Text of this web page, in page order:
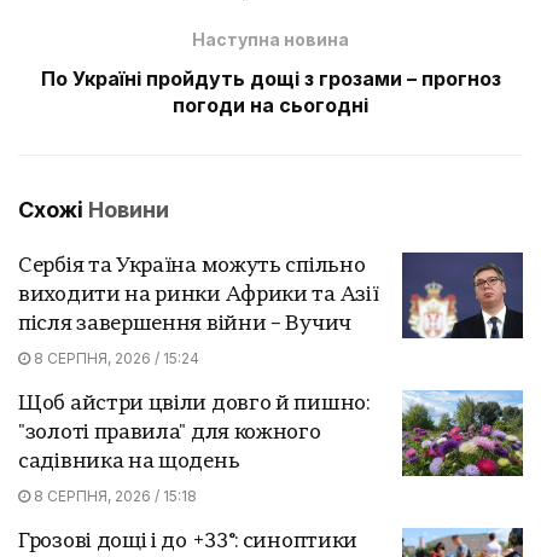
Наступна новина
По Україні пройдуть дощі з грозами – прогноз
погоди на сьогодні
Схожі Новини
Сербія та Україна можуть спільно
виходити на ринки Африки та Азії
після завершення війни – Вучич
8 СЕРПНЯ, 2026 / 15:24
Щоб айстри цвіли довго й пишно:
"золоті правила" для кожного
садівника на щодень
8 СЕРПНЯ, 2026 / 15:18
Грозові дощі і до +33°: синоптики